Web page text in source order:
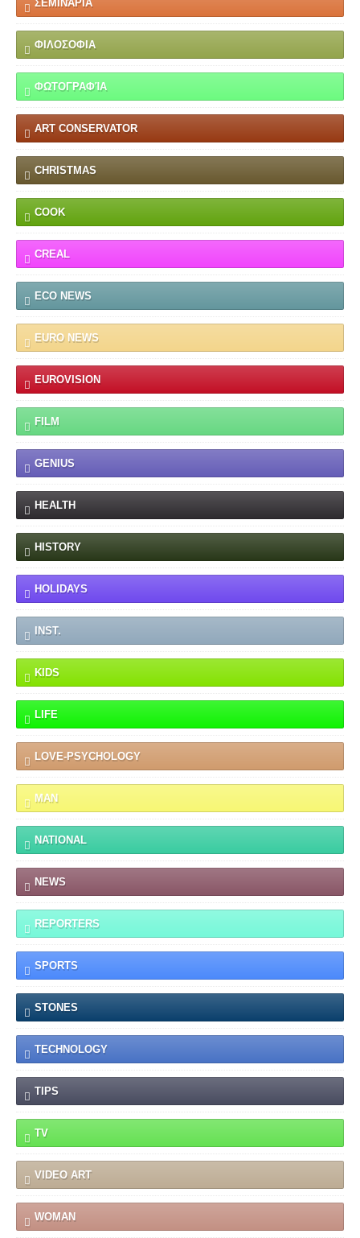
ΣΕΜΙΝΆΡΙΑ
ΦΙΛΟΣΟΦΙΑ
ΦΩΤΟΓΡΑΦΊΑ
ART CONSERVATOR
CHRISTMAS
COOK
CREAL
ECO NEWS
EURO NEWS
EUROVISION
FILM
GENIUS
HEALTH
HISTORY
HOLIDAYS
INST.
KIDS
LIFE
LOVE-PSYCHOLOGY
MAN
NATIONAL
NEWS
REPORTERS
SPORTS
STONES
TECHNOLOGY
TIPS
TV
VIDEO ART
WOMAN